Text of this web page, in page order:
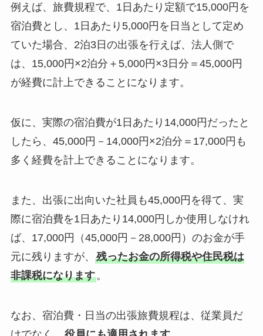
例えば、旅費規程で、1日あたり定額で15,000円を
宿泊費とし、1日あたり5,000円を日当として定め
ていた場合、2泊3日の出張を行えば、法人側で
は、15,000円×2泊分＋5,000円×3日分＝45,000円
が経費に計上できることになります。
仮に、実際の宿泊費が1日あたり14,000円だったと
したら、45,000円－14,000円×2泊分＝17,000円も
多く経費を計上できることになります。
また、出張に出向いた社員も45,000円を得て、実
際に宿泊費を1日あたり14,000円しか使用しなけれ
ば、17,000円（45,000円－28,000円）のお金が手
元に残りますが、 残ったお金の所得税や住民税は
非課税になります。
なお、宿泊費・日当の出張旅費規程は、従業員だ